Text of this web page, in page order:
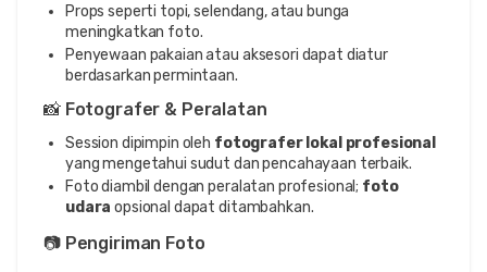
Props seperti topi, selendang, atau bunga
meningkatkan foto.
Penyewaan pakaian atau aksesori dapat diatur
berdasarkan permintaan.
📸 Fotografer & Peralatan
Session dipimpin oleh fotografer lokal profesional
yang mengetahui sudut dan pencahayaan terbaik.
Foto diambil dengan peralatan profesional; foto
udara opsional dapat ditambahkan.
📷 Pengiriman Foto